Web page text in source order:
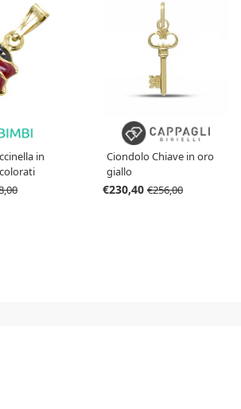
in
Ciondolo Chiave in oro
giallo
€230,40 €256,00